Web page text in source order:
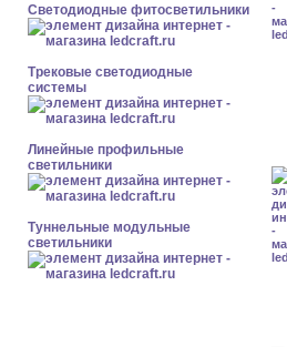
Светодиодные фитосветильники
Трековые светодиодные
системы
Линейные профильные
светильники
Туннельные модульные
светильники